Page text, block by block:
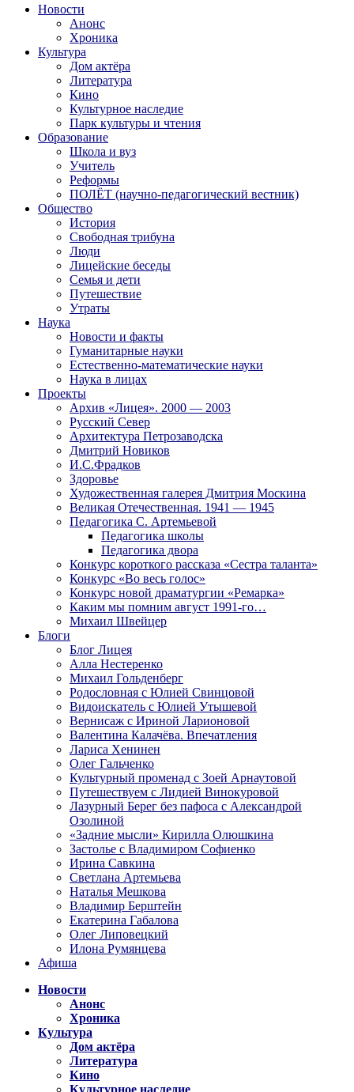
Новости
Анонс
Хроника
Культура
Дом актёра
Литература
Кино
Культурное наследие
Парк культуры и чтения
Образование
Школа и вуз
Учитель
Реформы
ПОЛЁТ (научно-педагогический вестник)
Общество
История
Свободная трибуна
Люди
Лицейские беседы
Семья и дети
Путешествие
Утраты
Наука
Новости и факты
Гуманитарные науки
Естественно-математические науки
Наука в лицах
Проекты
Архив «Лицея». 2000 — 2003
Русский Север
Архитектура Петрозаводска
Дмитрий Новиков
И.С.Фрадков
Здоровье
Художественная галерея Дмитрия Москина
Великая Отечественная. 1941 — 1945
Педагогика С. Артемьевой
Педагогика школы
Педагогика двора
Конкурс короткого рассказа «Сестра таланта»
Конкурс «Во весь голос»
Конкурс новой драматургии «Ремарка»
Каким мы помним август 1991-го…
Михаил Швейцер
Блоги
Блог Лицея
Алла Нестеренко
Михаил Гольденберг
Родословная с Юлией Свинцовой
Видоискатель с Юлией Утышевой
Вернисаж с Ириной Ларионовой
Валентина Калачёва. Впечатления
Лариса Хенинен
Олег Гальченко
Культурный променад с Зоей Арнаутовой
Путешествуем с Лидией Винокуровой
Лазурный Берег без пафоса с Александрой
Озолиной
«Задние мысли» Кирилла Олюшкина
Застолье с Владимиром Софиенко
Ирина Савкина
Светлана Артемьева
Наталья Мешкова
Владимир Берштейн
Екатерина Габалова
Олег Липовецкий
Илона Румянцева
Афиша
Новости
Анонс
Хроника
Культура
Дом актёра
Литература
Кино